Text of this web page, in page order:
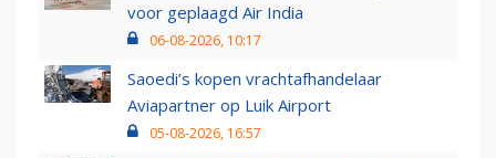
voor geplaagd Air India
06-08-2026, 10:17
Saoedi’s kopen vrachtafhandelaar
Aviapartner op Luik Airport
05-08-2026, 16:57